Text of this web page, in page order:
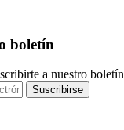
boletín
a nuestro boletín
Suscribirse